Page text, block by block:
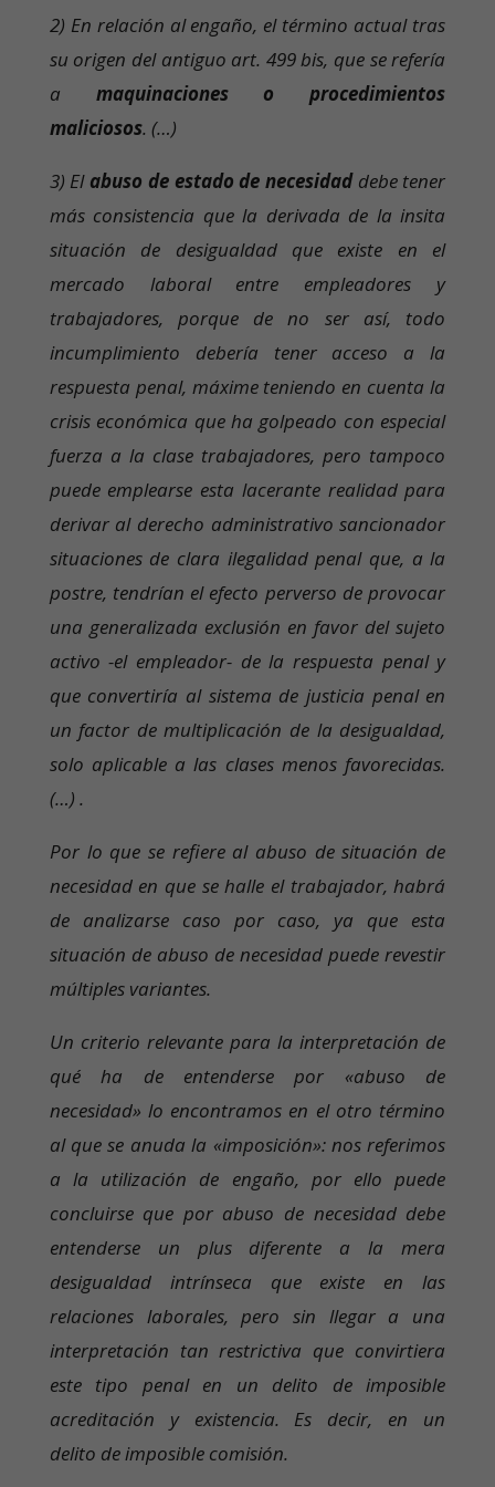
2) En relación al engaño, el término actual tras
su origen del antiguo art. 499 bis, que se refería
a maquinaciones o procedimientos
maliciosos. (…)
3) El abuso de estado de necesidaddebe tener
más consistencia que la derivada de la insita
situación de desigualdad que existe en el
mercado laboral entre empleadores y
trabajadores, porque de no ser así, todo
incumplimiento debería tener acceso a la
respuesta penal, máxime teniendo en cuenta la
crisis económica que ha golpeado con especial
fuerza a la clase trabajadores, pero tampoco
puede emplearse esta lacerante realidad para
derivar al derecho administrativo sancionador
situaciones de clara ilegalidad penal que, a la
postre, tendrían el efecto perverso de provocar
una generalizada exclusión en favor del sujeto
activo -el empleador- de la respuesta penal y
que convertiría al sistema de justicia penal en
un factor de multiplicación de la desigualdad,
solo aplicable a las clases menos favorecidas.
(…) .
Por lo que se refiere al abuso de situación de
necesidad en que se halle el trabajador, habrá
de analizarse caso por caso, ya que esta
situación de abuso de necesidad puede revestir
múltiples variantes.
Un criterio relevante para la interpretación de
qué ha de entenderse por «abuso de
necesidad» lo encontramos en el otro término
al que se anuda la «imposición»: nos referimos
a la utilización de engaño, por ello puede
concluirse que por abuso de necesidad debe
entenderse un plus diferente a la mera
desigualdad intrínseca que existe en las
relaciones laborales, pero sin llegar a una
interpretación tan restrictiva que convirtiera
este tipo penal en un delito de imposible
acreditación y existencia. Es decir, en un
delito de imposible comisión.